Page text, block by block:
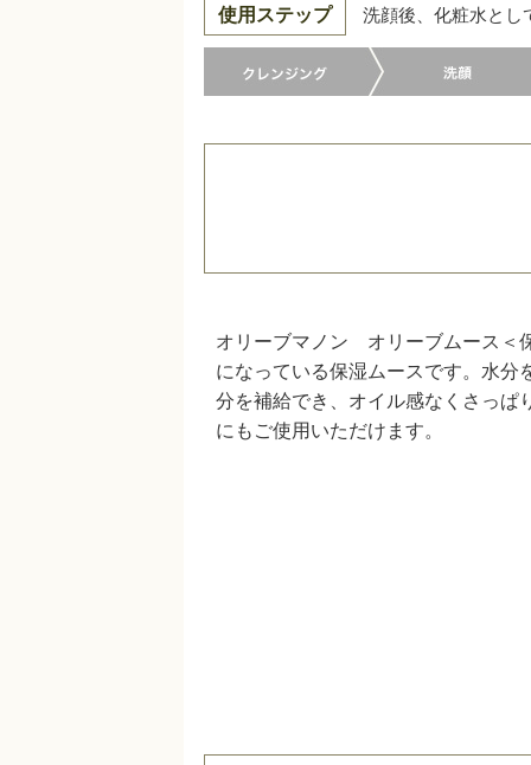
使用ステップ 洗顔後、化粧水とし
オリーブマノン オリーブムース＜
になっている保湿ムースです。水分
分を補給でき、オイル感なくさっぱ
にもご使用いただけます。